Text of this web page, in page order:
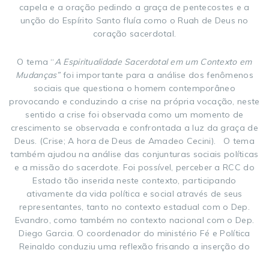
capela e a oração pedindo a graça de pentecostes e a
unção do Espírito Santo fluía como o Ruah de Deus no
coração sacerdotal.
O tema “A Espiritualidade Sacerdotal em um Contexto em
Mudanças”foi importante para a análise dos fenômenos
sociais que questiona o homem contemporâneo
provocando e conduzindo a crise na própria vocação, neste
sentido a crise foi observada como um momento de
crescimento se observada e confrontada a luz da graça de
Deus. (Crise; A hora de Deus de Amadeo Cecini). O tema
também ajudou na análise das conjunturas sociais políticas
e a missão do sacerdote. Foi possível, perceber a RCC do
Estado tão inserida neste contexto, participando
ativamente da vida política e social através de seus
representantes, tanto no contexto estadual com o Dep.
Evandro, como também no contexto nacional com o Dep.
Diego Garcia. O coordenador do ministério Fé e Política
Reinaldo conduziu uma reflexão frisando a inserção do